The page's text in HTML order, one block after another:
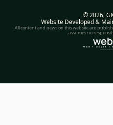
© 2026,
Website Developed &
All content and news on this website are
assumes no